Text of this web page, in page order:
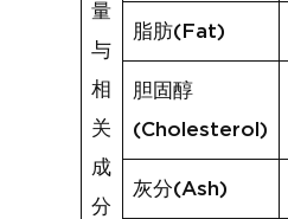
量
与
相
关
成
分
脂肪(Fat)
胆固醇
(Cholesterol)
灰分(Ash)